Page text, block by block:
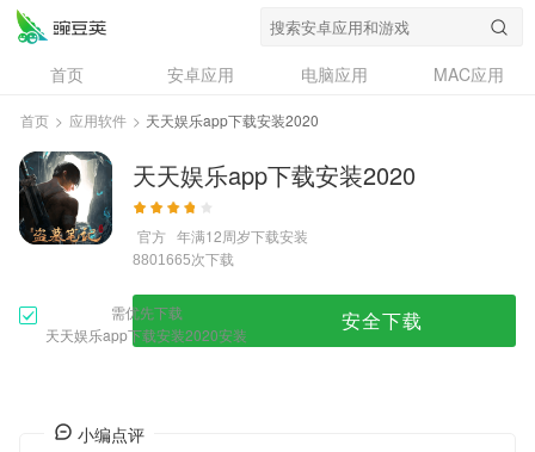
首页 安卓应用 电脑应用
MAC应用
资讯
专题 设计奖
问答
首页 > 应用软件 > 天天娱乐app下载安装2020
天天娱乐app下载安装2020
官方 年满12周岁下载安装
8801665次下载
需优先下载
天天娱乐app下载安装2020安装
安全下载
小编点评